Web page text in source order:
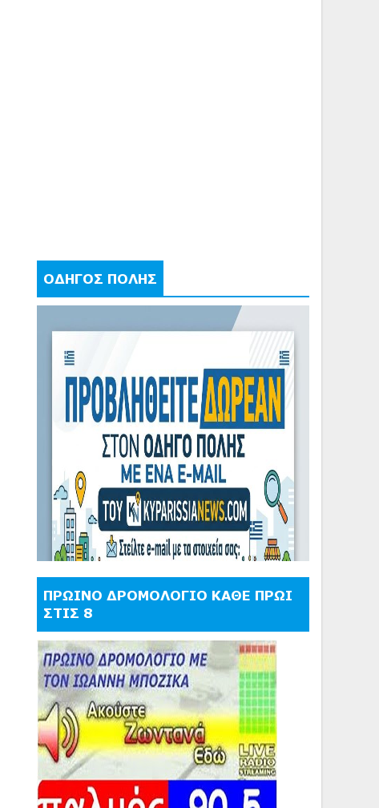
ΟΔΗΓΟΣ ΠΟΛΗΣ
ΠΡΩΙΝΟ ΔΡΟΜΟΛΟΓΙΟ ΚΑΘΕ ΠΡΩΙ
ΣΤΙΣ 8